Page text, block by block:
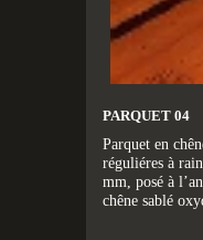
PARQUET 04
Parquet en
réguliéres à
mm, posé à
chêne sablé